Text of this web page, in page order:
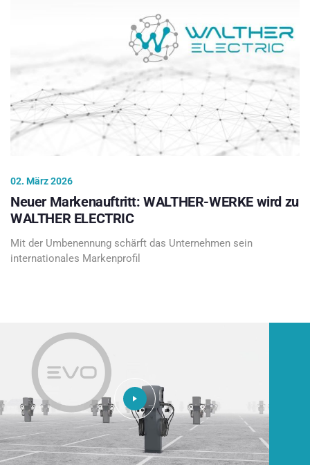
02. März 2026
Neuer Markenauftritt: WALTHER-WERKE wird zu
WALTHER ELECTRIC
Mit der Umbenennung schärft das Unternehmen sein
internationales Markenprofil